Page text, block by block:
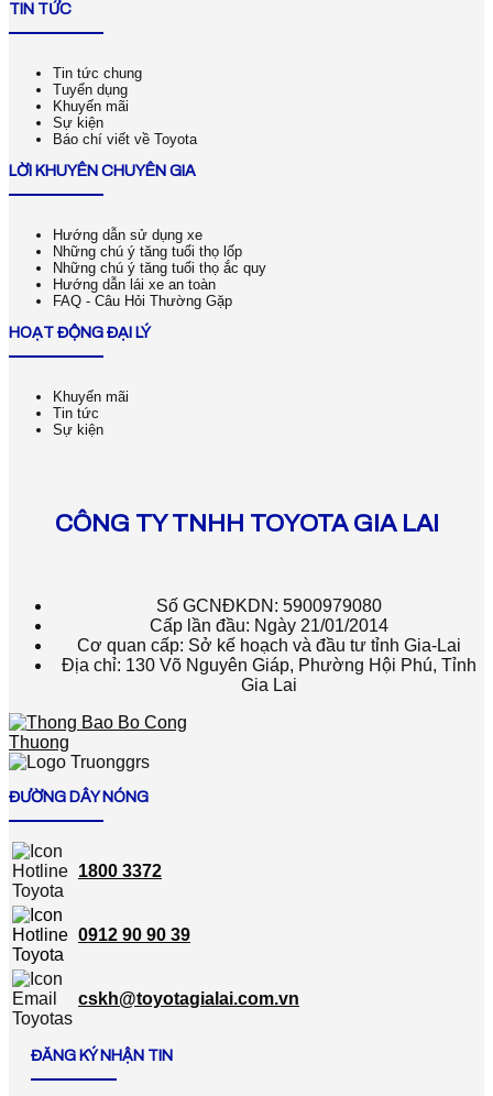
TIN TỨC
Tin tức chung
Tuyển dụng
Khuyến mãi
Sự kiện
Báo chí viết về Toyota
LỜI KHUYÊN CHUYÊN GIA
Hướng dẫn sử dụng xe
Những chú ý tăng tuổi thọ lốp
Những chú ý tăng tuổi thọ ắc quy
Hướng dẫn lái xe an toàn
FAQ - Câu Hỏi Thường Gặp
HOẠT ĐỘNG ĐẠI LÝ
Khuyến mãi
Tin tức
Sự kiện
CÔNG TY TNHH TOYOTA GIA LAI
Số GCNĐKDN: 5900979080
Cấp lần đầu: Ngày 21/01/2014
Cơ quan cấp: Sở kế hoạch và đầu tư tỉnh Gia-Lai
Địa chỉ: 130 Võ Nguyên Giáp, Phường Hội Phú, Tỉnh
Gia Lai
ĐƯỜNG DÂY NÓNG
1800 3372
0912 90 90 39
cskh@toyotagialai.com.vn
ĐĂNG KÝ NHẬN TIN